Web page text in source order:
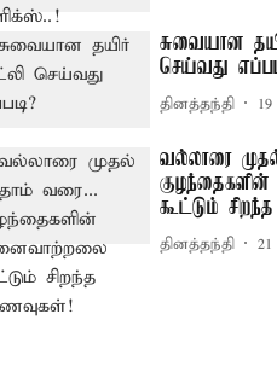
சுவையான
செய்வது
தினத்தந்தி
வல்லாரை
கூட்டும்
தினத்தந்தி